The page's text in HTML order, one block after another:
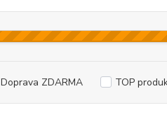
Doprava ZDARMA TOP